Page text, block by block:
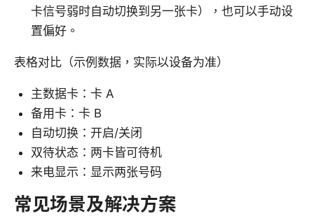
卡信号弱时自动切换到另一张卡），也可以手动设
置偏好。
表格对比（示例数据，实际以设备为准）
主数据卡：卡 A
备用卡：卡 B
自动切换：开启/关闭
双待状态：两卡皆可待机
来电显示：显示两张号码
常见场景及解决方案